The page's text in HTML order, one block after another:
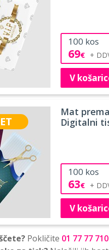
100 kos
69€
V
Mat
Digitalni
100 kos
63€
V
Pokličite 01 77 77 710